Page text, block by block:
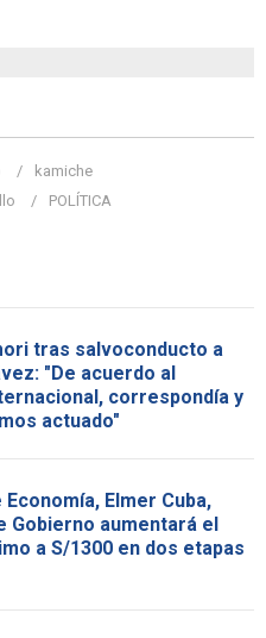
kamiche
POLÍTICA
tras salvoconducto a
"De acuerdo al
correspondía y
actuado"
Elmer Cuba,
Gobierno aumentará el
a S/1300 en dos etapas